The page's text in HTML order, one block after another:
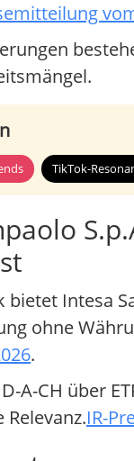
TikTok-
Intesa
ohne
.
A-CH über
IR-